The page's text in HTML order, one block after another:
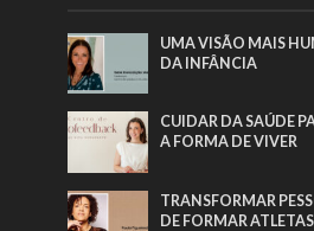
UMA VISÃO MAIS
DA INFÂNCIA
CUIDAR DA SAÚDE
A FORMA DE VIVER
TRANSFORMAR
DE FORMAR ATLETAS